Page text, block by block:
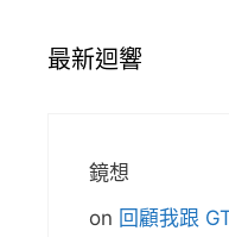
最新迴響
鏡想
on 回顧我跟